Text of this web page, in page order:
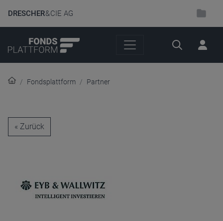
DRESCHER& CIE AG
Suche
Fondsplattform Partner
« Zurück